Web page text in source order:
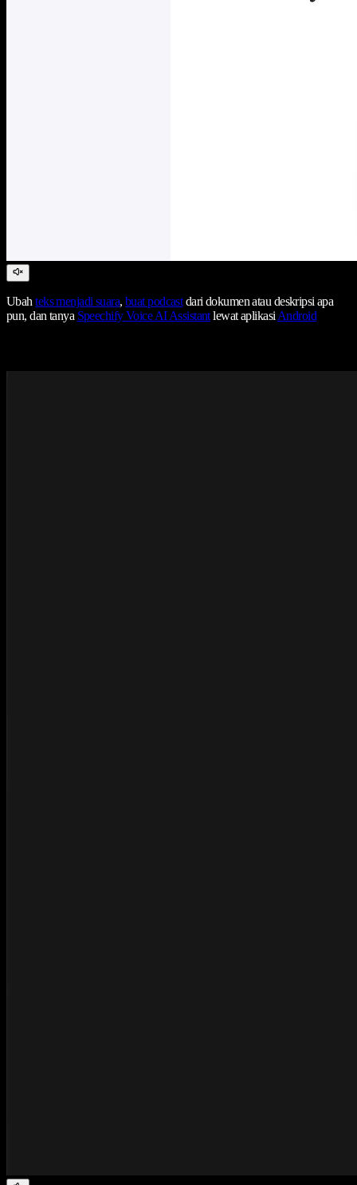
Ubahteks menjadi suara,buat podcastdari dokumen atau deskripsi apa
pun, dan tanya Speechify Voice AI Assistantlewat aplikasiAndroid